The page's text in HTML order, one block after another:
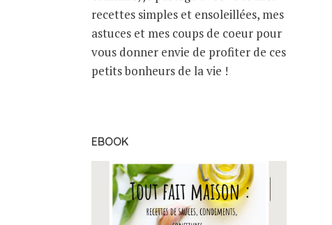
recettes simples et ensoleillées, mes
astuces et mes coups de coeur pour
vous donner envie de profiter de ces
petits bonheurs de la vie !
EBOOK